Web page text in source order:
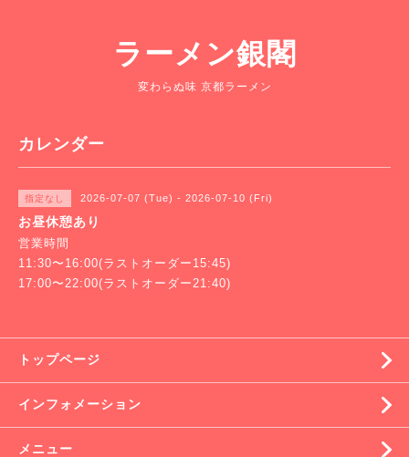
ラーメン銀閣
変わらぬ味 京都ラーメン
カレンダー
指定なし 2026-07-07 (Tue) - 2026-07-10 (Fri)
お昼休憩あり
営業時間
11:30〜16:00(ラストオーダー15:45)
17:00〜22:00(ラストオーダー21:40)
トップページ
インフォメーション
メニュー